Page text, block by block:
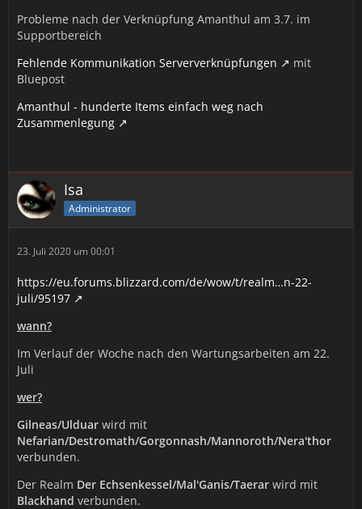
Probleme nach der Verknüpfung Amanthul am 3.7. im
Supportbereich
Fehlende Kommunikation Serververknüpfungen
mit
Bluepost
Amanthul - hunderte Items einfach weg nach
Zusammenlegung
Isa
Administrator
23. Juli 2020 um 00:01
https://eu.forums.blizzard.com/de/wow/t/realm…n-22-
juli/95197
wann?
Im Verlauf der Woche nach den Wartungsarbeiten am 22.
Juli
wer?
Gilneas/Ulduar wird mit
Nefarian/Destromath/Gorgonnash/Mannoroth/Nera'thor
verbunden.
Der Realm Der Echsenkessel/Mal'Ganis/Taerar wird mit
Blackhand verbunden.